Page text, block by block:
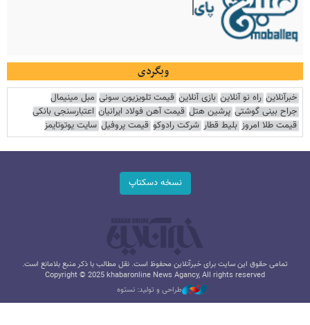
وبگردی
خبرآنلاین راه نو آنلاین بازی آنلاین قیمت تلویزیون سونی مبل مینیمال
جراح بینی گوشتی پرشین هتل قیمت آهن فولاد ایرانیان اعتبارسنجی بانکی
قیمت طلا امروز بلیط قطار شرکت رادوکو قیمت پروفیل سایت یوتوتایمز
نسخه دسکتاپ
تمامی حقوق این سایت برای خبرآنلاین محفوظ است. نقل مطالب با ذکر منبع بلامانع است.
Copyright © 2025 khabaronline News Agancy, All rights reserved
طراحی و تولید: نستوه